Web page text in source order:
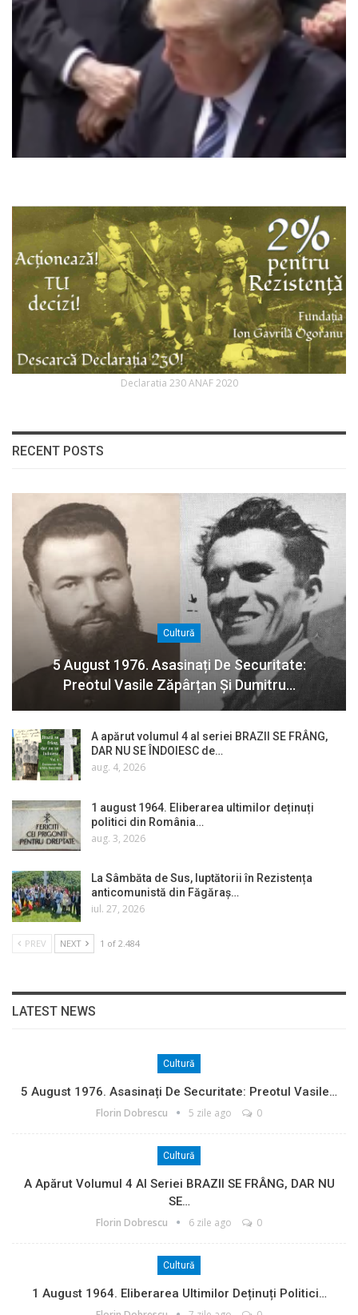
Declaratia 230 ANAF 2020
RECENT POSTS
Cultură
5 August 1976. Asasinați De Securitate:
Preotul Vasile Zăpârțan Și Dumitru…
A apărut volumul 4 al seriei BRAZII SE FRÂNG,
DAR NU SE ÎNDOIESC de…
aug. 4, 2026
1 august 1964. Eliberarea ultimilor deținuți
politici din România…
aug. 3, 2026
La Sâmbăta de Sus, luptătorii în Rezistența
anticomunistă din Făgăraș…
iul. 27, 2026
PREV NEXT 1 of 2.484
LATEST NEWS
Cultură
5 August 1976. Asasinați De Securitate: Preotul Vasile…
Florin Dobrescu 5 zile ago 0
Cultură
A Apărut Volumul 4 Al Seriei BRAZII SE FRÂNG, DAR NU
SE…
Florin Dobrescu 6 zile ago 0
Cultură
1 August 1964. Eliberarea Ultimilor Deținuți Politici…